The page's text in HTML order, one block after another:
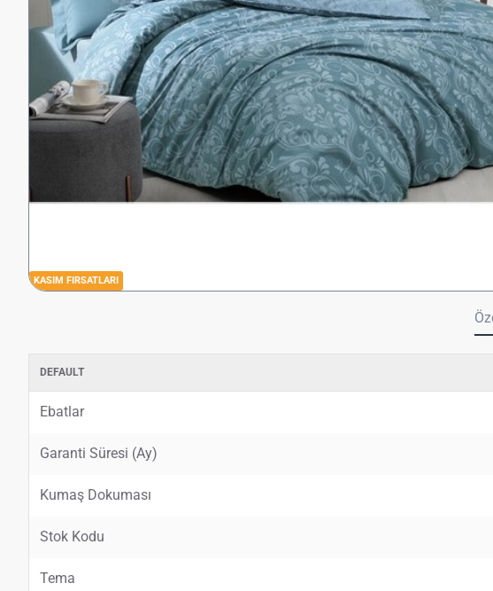
KASIM FIRSATLARI
DEFAULT
Ebatlar
Garanti Süresi (Ay)
Kumaş Dokuması
Stok Kodu
Tema